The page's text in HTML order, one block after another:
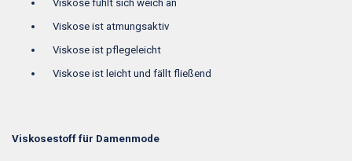
Viskose fühlt sich weich an
Viskose ist atmungsaktiv
Viskose ist pflegeleicht
Viskose ist leicht und fällt fließend
Viskosestoff für Damenmode